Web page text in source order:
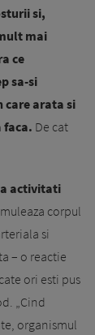
si,
mai
ce
sa-si
care arata si
faca. De cat
activitati
corpul
si
– o reactie
ori esti pus
„Cind
organismul